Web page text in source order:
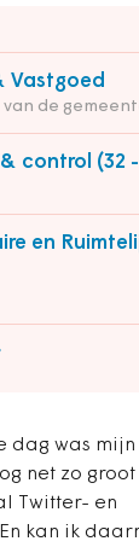
Vastgoed
de
control (32 -
en
dag was
net zo
Twitter- en
kan ik